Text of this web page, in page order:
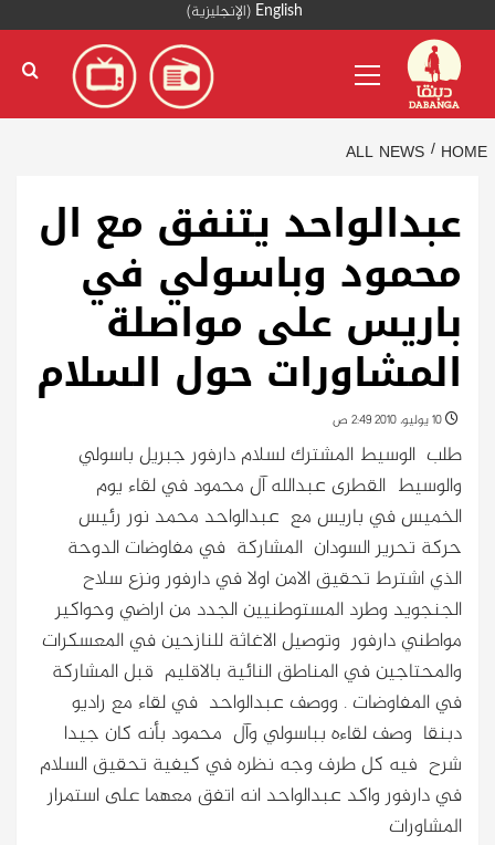
content
English
(الإنجليزية)
Menu
HOME
ALL NEWS
عبدالواحد يتنفق مع ال
محمود وباسولي في
باريس على مواصلة
المشاورات حول السلام
طلب الوسيط المشترك لسلام دارفور جبريل باسولي
والوسيط القطرى عبدالله آل محمود في لقاء يوم
الخميس في باريس مع عبدالواحد محمد نور رئيس
حركة تحرير السودان المشاركة في مفاوضات الدوحة
الذي اشترط تحقيق الامن اولا في دارفور ونزع سلاح
الجنجويد وطرد المستوطنيين الجدد من اراضي وحواكير
مواطني دارفور وتوصيل الاغاثة للنازحين في المعسكرات
والمحتاجين في المناطق النائية بالاقليم قبل المشاركة
في المفاوضات . ووصف عبدالواحد في لقاء مع راديو
دبنقا وصف لقاءه بباسولي وآل محمود بأنه كان جيدا
شرح فيه كل طرف وجه نظره في كيفية تحقيق السلام
في دارفور واكد عبدالواحد انه اتفق معهما على استمرار
المشاورات